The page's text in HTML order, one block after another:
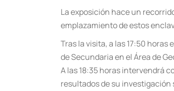
La exposición hace un
emplazamiento de estos
Tras la visita, a las 17:50
de Secundaria en el Área de
A las 18:35 horas intervendrá
resultados de su investigación